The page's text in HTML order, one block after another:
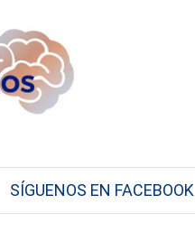
SÍGUENOS EN FACEBOOK